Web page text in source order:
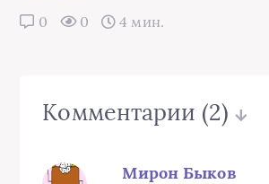
0 0 4 мин.
Комментарии (2)
Мирон Быков